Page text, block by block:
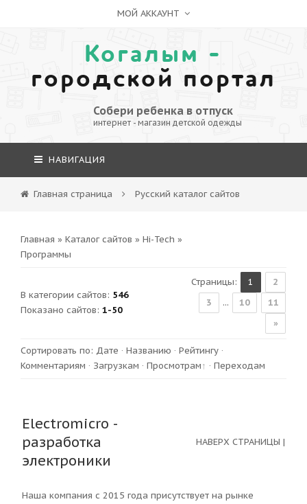
МОЙ АККАУНТ
Когалым -
городской портал
Собери ребенка в отпуск
интернет - магазин детской одежды
НАВИГАЦИЯ
Главная страница Русский каталог сайтов
Главная » Каталог сайтов » Hi-Tech »
Программы
В категории сайтов: 546
Показано сайтов: 1-50
Страницы: 1
2
3
... 10
11
»
Сортировать по: Дате · Названию · Рейтингу ·
Комментариям · Загрузкам · Просмотрам · Переходам
Electromicro -
разработка
электроники
НАВЕРХ СТРАНИЦЫ |
Наша компания с 2015 года присутствует на рынке